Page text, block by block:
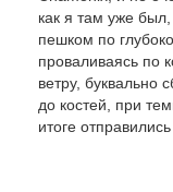
как я там уже
пешком по
проваливаясь по
ветру,
до костей, при
итоге